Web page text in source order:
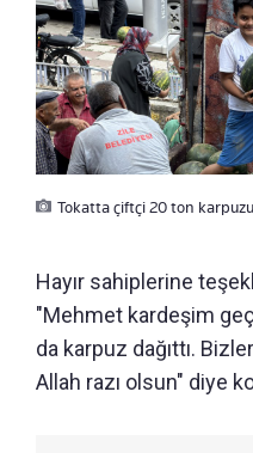
Tokatta çiftçi 20 ton
Hayır sahiplerine
"Mehmet kardeşim
da karpuz dağıttı.
Allah razı olsun" diye